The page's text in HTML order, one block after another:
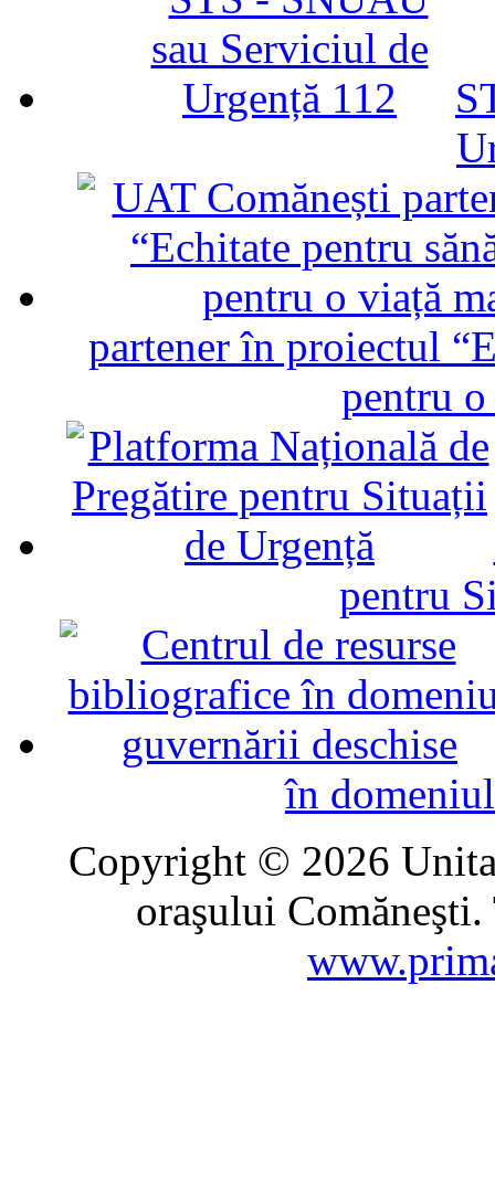
partener în proiectul
pentru
pentru
în
Copyright © 2026
oraşului